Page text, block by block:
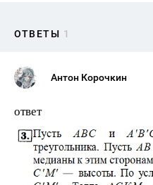
ОТВЕТЫ 1
Антон Корочкин
ответ